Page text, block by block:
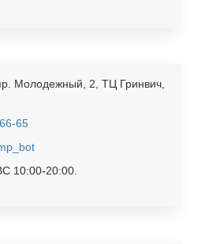
Молодежный, 2, ТЦ Гринвич,
65
10:00-20:00.